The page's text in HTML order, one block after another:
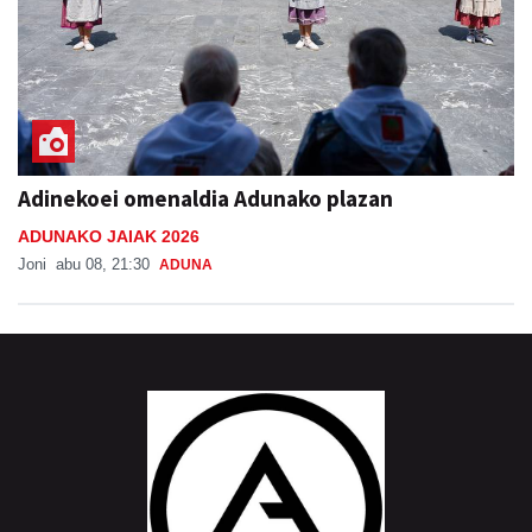
Adinekoei omenaldia Adunako plazan
ADUNAKO JAIAK 2026
Joni abu 08, 21:30 ADUNA